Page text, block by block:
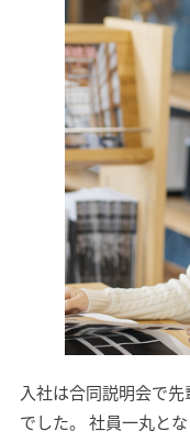
モデルハウ
資料請求
入社は合同説明会で
でした。 社員一丸と